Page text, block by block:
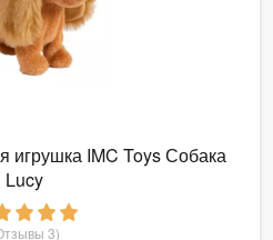
игрушка IMC Toys Собака
Lucy
3)